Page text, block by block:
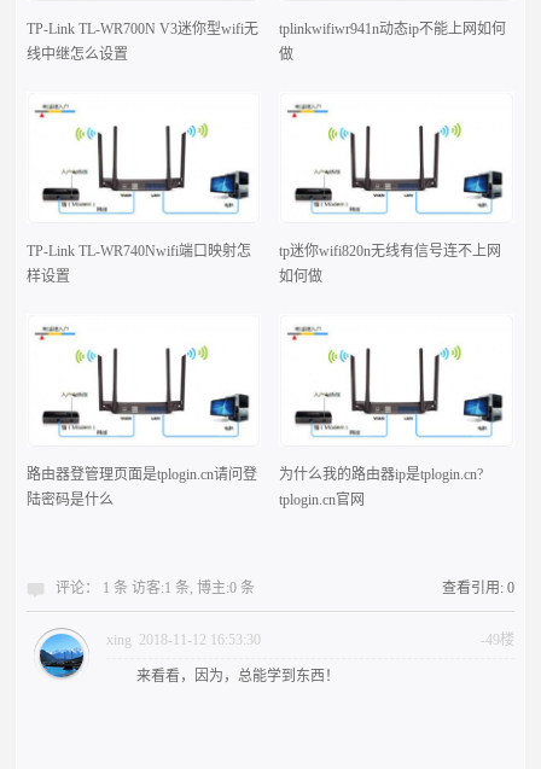
TP-Link TL-WR700N V3迷你型wifi无
线中继怎么设置
tplinkwifiwr941n动态ip不能上网如何
做
TP-Link TL-WR740Nwifi端口映射怎
样设置
tp迷你wifi820n无线有信号连不上网
如何做
路由器登管理页面是tplogin.cn请问登
陆密码是什么
为什么我的路由器ip是tplogin.cn?
tplogin.cn官网
评论： 1 条 访客:1 条, 博主:0 条 查看引用: 0
xing 2018-11-12 16:53:30 -49楼
来看看，因为，总能学到东西！